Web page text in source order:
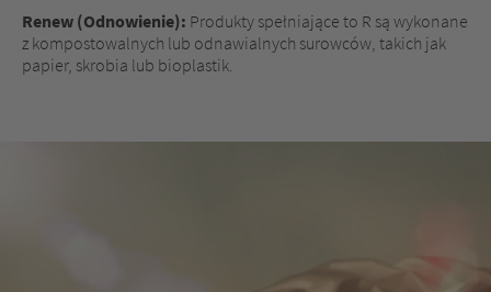
Renew (Odnowienie): Produkty spełniające to R są wykonane
z kompostowalnych lub odnawialnych surowców, takich jak
papier, skrobia lub bioplastik.